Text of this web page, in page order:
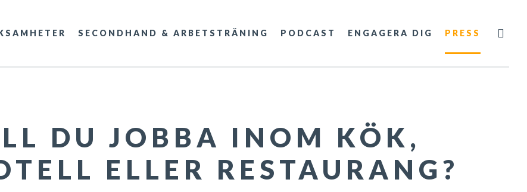
SECONDHAND & ARBETSTRÄNING PODCAST ENGAGERA DIG PRESS
DU JOBBA INOM KÖK,
ELLER RESTAURANG?